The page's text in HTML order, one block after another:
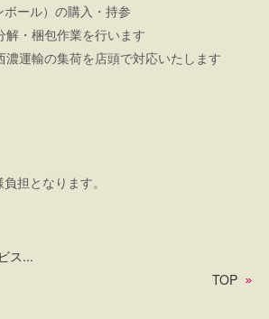
ール）の購入・持参
・梱包作業を行います
運輸の集荷を店頭で対応いたします
担となります。
ス...
TOP